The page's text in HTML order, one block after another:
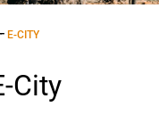
E-CITY
City